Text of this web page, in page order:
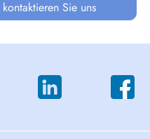
kontaktieren Sie uns